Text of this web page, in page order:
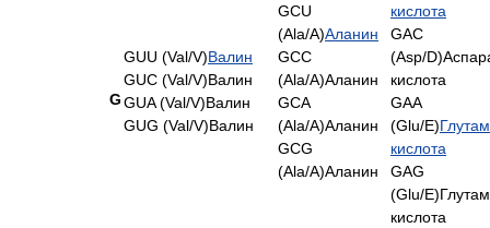
G
GUU (Val/V)Валин
GUC (Val/V)Валин
GUA (Val/V)Валин
GUG (Val/V)Валин
GCU
(Ala/A)Аланин
GCC
(Ala/A)Аланин
GCA
(Ala/A)Аланин
GCG
(Ala/A)Аланин
кислота
GAC
(Asp/
кислота
GAA
(Glu/E)
кислота
GAG
(Glu/
кислота